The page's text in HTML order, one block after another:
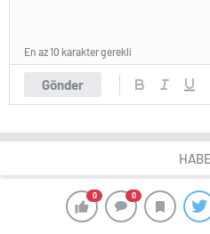
0 0
Gönder
En az 10 karakter gerekli